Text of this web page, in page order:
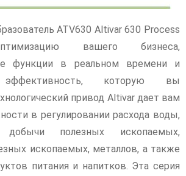
ATV630 Altivar 630 Process
вашего бизнеса,
функции в реальном времени и
эффективность, которую вы
привод Altivar дает вам
в регулировании расхода воды,
полезных ископаемых,
ископаемых, металлов, а также
питания и напитков. Эта серия